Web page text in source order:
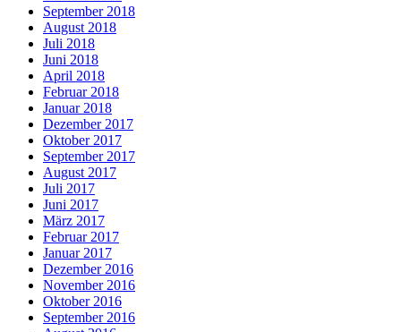
September 2018
August 2018
Juli 2018
Juni 2018
April 2018
Februar 2018
Januar 2018
Dezember 2017
Oktober 2017
September 2017
August 2017
Juli 2017
Juni 2017
März 2017
Februar 2017
Januar 2017
Dezember 2016
November 2016
Oktober 2016
September 2016